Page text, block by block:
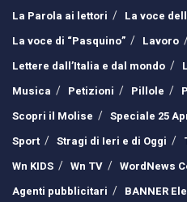
La Parola ai lettori
La voce
La voce di “Pasquino”
Lavoro
Lettere dall’Italia e dal mondo
Musica
Petizioni Pillole
Scopri il Molise
Speciale 25
Sport
Stragi di Ieri e di Oggi
Wn KIDS
Wn TV WordNews
Agenti pubblicitari
BANNER